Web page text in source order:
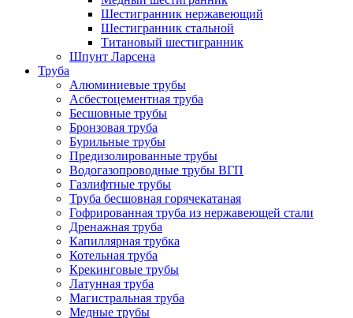
Шестигранник нержавеющий
Шестигранник стальной
Титановый шестигранник
Шпунт Ларсена
Труба
Алюминиевые трубы
Асбестоцементная труба
Бесшовные трубы
Бронзовая труба
Бурильные трубы
Предизолированные трубы
Водогазопроводные трубы ВГП
Газлифтные трубы
Труба бесшовная горячекатаная
Гофрированная труба из нержавеющей стали
Дренажная труба
Капиллярная трубка
Котельная труба
Крекинговые трубы
Латунная труба
Магистральная труба
Медные трубы